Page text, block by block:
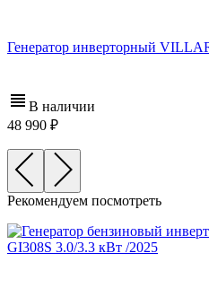
Генератор инверторный
В наличии
48 990
Рекомендуем посмотреть